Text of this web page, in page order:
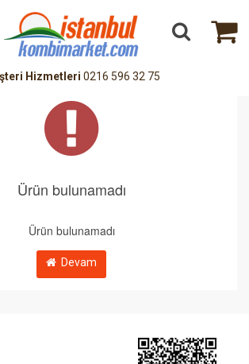
Hizmetleri 0216 596 32 75
Ürün bulunamadı
Ürün bulunamadı
Devam